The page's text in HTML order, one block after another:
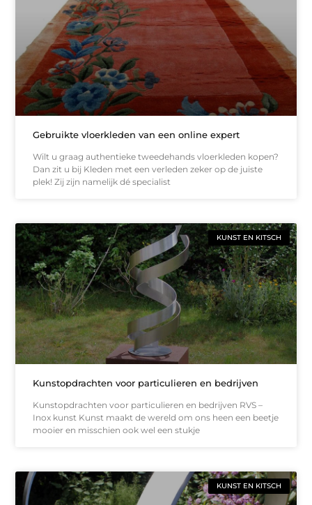
Gebruikte vloerkleden van een online expert
Wilt u graag authentieke tweedehands vloerkleden kopen?
Dan zit u bij Kleden met een verleden zeker op de juiste
plek! Zij zijn namelijk dé specialist
KUNST EN KITSCH
Kunstopdrachten voor particulieren en bedrijven
Kunstopdrachten voor particulieren en bedrijven RVS –
Inox kunst Kunst maakt de wereld om ons heen een beetje
mooier en misschien ook wel een stukje
KUNST EN KITSCH